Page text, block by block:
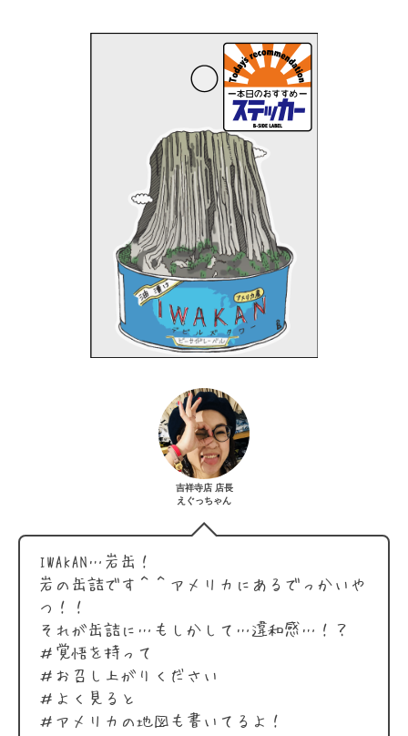
吉祥寺店 店長
えぐっちゃん
IWAKAN…岩缶！
岩の缶詰です＾＾アメリカにあるでっかいや
つ！！
それが缶詰に…もしかして…違和感…！？
＃覚悟を持って
＃お召し上がりください
＃よく見ると
＃アメリカの地図も書いてるよ！